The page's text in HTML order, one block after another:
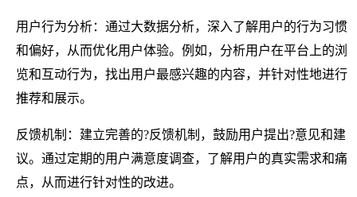
用户行为分析：通过大数据分析，深入了解用户的行为习惯
和偏好，从而优化用户体验。例如，分析用户在平台上的浏
览和互动行为，找出用户最感兴趣的内容，并针对性地进行
推荐和展示。
反馈机制：建立完善的?反馈机制，鼓励用户提出?意见和建
议。通过定期的用户满意度调查，了解用户的真实需求和痛
点，从而进行针对性的改进。